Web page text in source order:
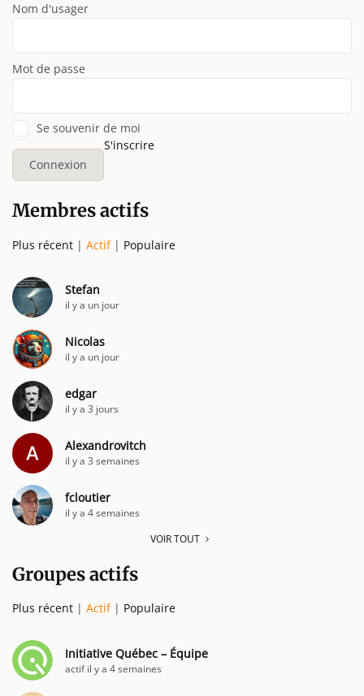
Nom d'usager
Mot de passe
Se souvenir de moi
S'inscrire
Membres actifs
Plus récent | Actif | Populaire
Stefan
il y a un jour
Nicolas
il y a un jour
edgar
il y a 3 jours
Alexandrovitch
il y a 3 semaines
fcloutier
il y a 4 semaines
VOIR TOUT
Groupes actifs
Plus récent | Actif | Populaire
Initiative Québec – Équipe
actif il y a 4 semaines